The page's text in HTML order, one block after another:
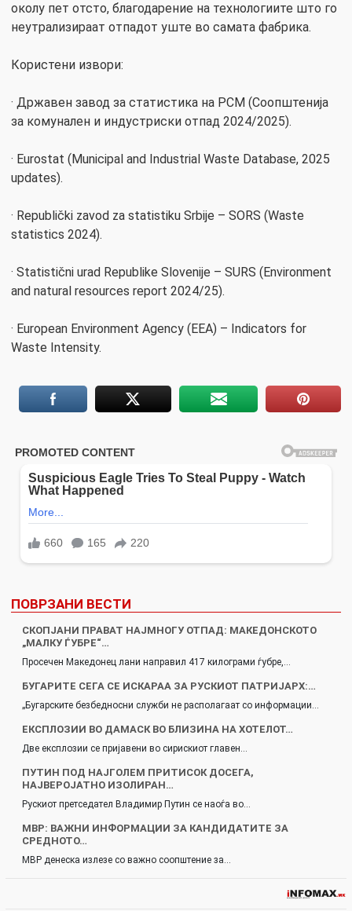
околу пет отсто, благодарение на технологиите што го
неутрализираат отпадот уште во самата фабрика.
Користени извори:
· Државен завод за статистика на РСМ (Соопштенија
за комунален и индустриски отпад 2024/2025).
· Eurostat (Municipal and Industrial Waste Database, 2025
updates).
· Republički zavod za statistiku Srbije – SORS (Waste
statistics 2024).
· Statistični urad Republike Slovenije – SURS (Environment
and natural resources report 2024/25).
· European Environment Agency (EEA) – Indicators for
Waste Intensity.
ПОВРЗАНИ ВЕСТИ
СКОПЈАНИ ПРАВАТ НАЈМНОГУ ОТПАД: МАКЕДОНСКОТО
„МАЛКУ ЃУБРЕ“…
Просечен Македонец лани направил 417 килограми ѓубре,…
БУГАРИТЕ СЕГА СЕ ИСКАРАА ЗА РУСКИОТ ПАТРИЈАРХ:…
„Бугарските безбедносни служби не располагаат со информации…
ЕКСПЛОЗИИ ВО ДАМАСК ВО БЛИЗИНА НА ХОТЕЛОТ…
Две експлозии се пријавени во сирискиот главен…
ПУТИН ПОД НАЈГОЛЕМ ПРИТИСОК ДОСЕГА,
НАЈВЕРОЈАТНО ИЗОЛИРАН…
Рускиот претседател Владимир Путин се наоѓа во…
МВР: ВАЖНИ ИНФОРМАЦИИ ЗА КАНДИДАТИТЕ ЗА
СРЕДНОТО…
МВР денеска излезе со важно соопштение за…